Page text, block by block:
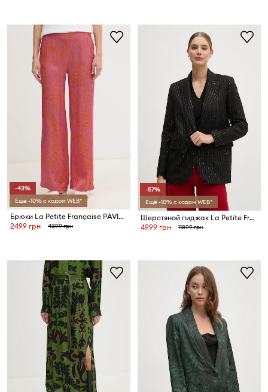
-43%
Ещё -10% с кодом WEB*
Брюки La Petite Française PAVINA
2499 грн
4399 грн
-57%
Ещё -10% с кодом WEB*
Шерстяной пиджак La Petite Française PFVERITABLE
4999 грн
11899 грн